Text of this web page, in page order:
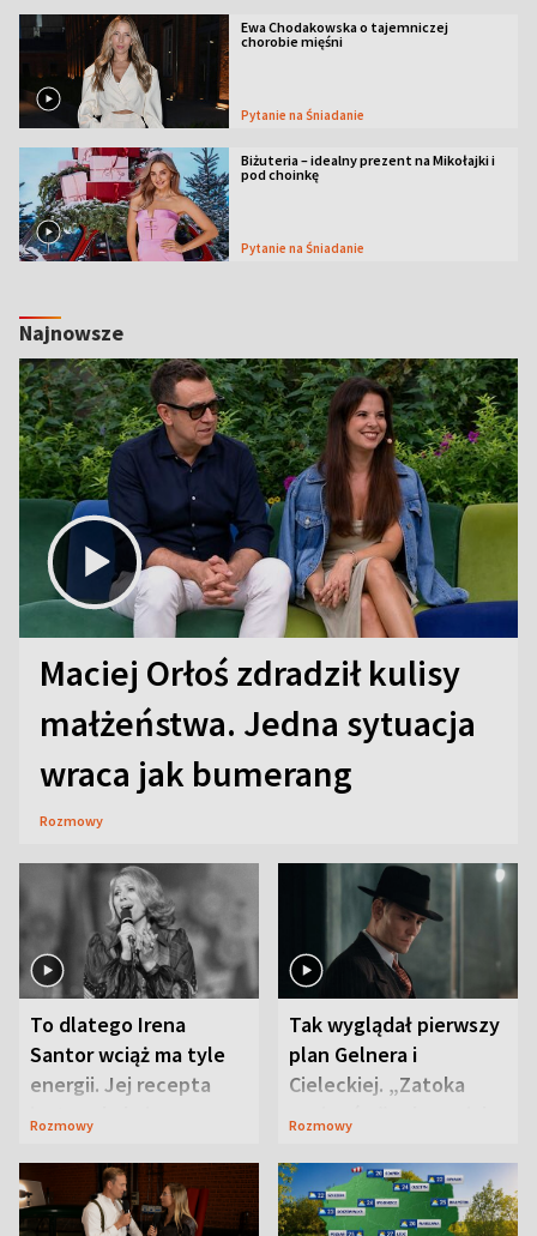
Ewa Chodakowska o tajemniczej
chorobie mięśni
Pytanie na Śniadanie
Biżuteria – idealny prezent na Mikołajki i
pod choinkę
Pytanie na Śniadanie
Najnowsze
Maciej Orłoś zdradził kulisy
małżeństwa. Jedna sytuacja
wraca jak bumerang
Rozmowy
To dlatego Irena
Santor wciąż ma tyle
energii. Jej recepta
jest zaskakująco
Rozmowy
Tak wyglądał pierwszy
plan Gelnera i
Cieleckiej. „Zatoka
szpiegów” od razu ich
Rozmowy